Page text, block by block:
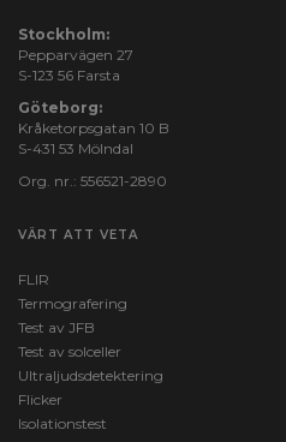
Stockholm:
Pepparvägen 27
S-123 56 Farsta
Göteborg:
Kråketorpsgatan 10 B
S-431 53 Mölndal
Org. nr.: 556521-2890
VÄRT ATT VETA
FLIR
Termografering
Test av JFB
Test av solceller
Ultraljudsdetektering
Flicker
Isolationstest